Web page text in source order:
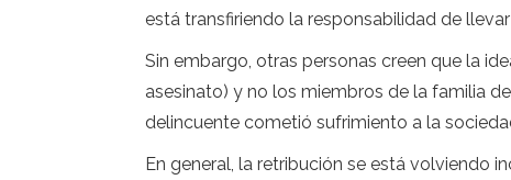
está transfiriendo la responsabilidad de
Sin embargo, otras personas creen que la
asesinato) y no los miembros de la familia
delincuente cometió sufrimiento a la
En general, la retribución se está volviendo